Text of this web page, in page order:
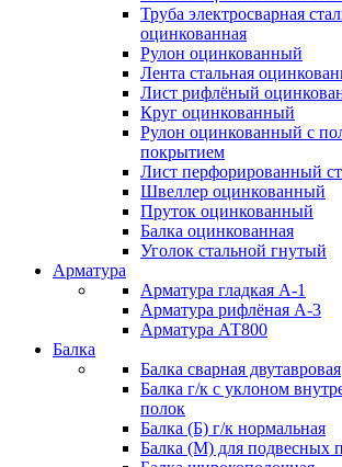
Труба электросварная
оцинкованная
Рулон оцинкованный
Лента стальная
Лист рифлёный
Круг оцинкованный
Рулон оцинкованный с
покрытием
Лист перфорированный
Швеллер оцинкованный
Пруток оцинкованный
Балка оцинкованная
Уголок стальной гнутый
Арматура
Арматура гладкая А-1
Арматура рифлёная А-3
Арматура АТ800
Балка
Балка сварная двутавровая
Балка г/к с уклоном
полок
Балка (Б) г/к нормальная
Балка (М) для подвесных